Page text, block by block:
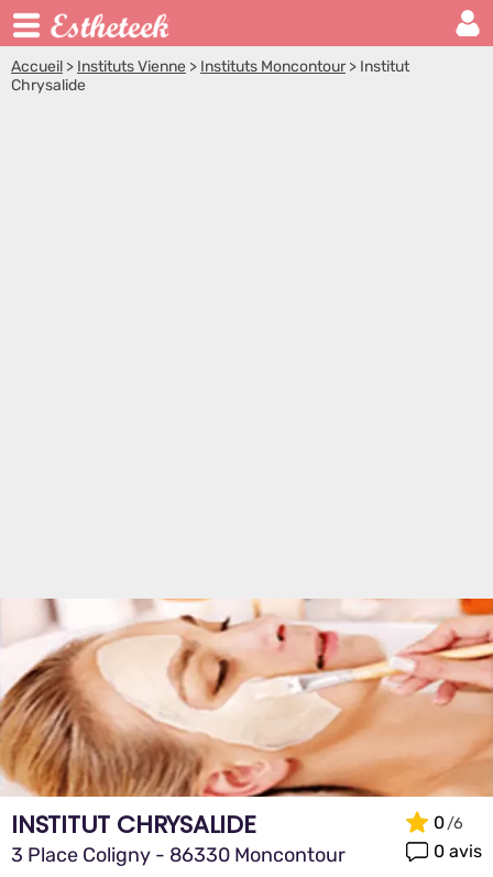
Accueil > Instituts Vienne > Instituts Moncontour > Institut
Chrysalide
INSTITUT CHRYSALIDE
3 Place Coligny - 86330 Moncontour
0
0 avis